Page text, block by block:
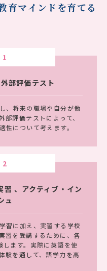
育マインドを育てる
1
部評価テスト
、将来の職場や自分が働
部評価テストによって、
性について考えます。
2
、アクティブ・イン
ュ
習に加え、実習する学校
習を受講するために、各
ます。実際に英語を使
験を通して、語学力を高